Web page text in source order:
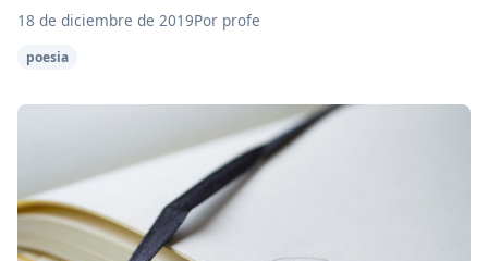
18 de diciembre de 2019Por profe
poesia